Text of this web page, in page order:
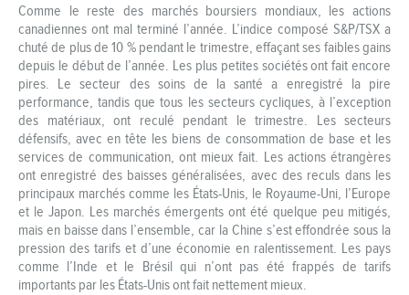
Comme le reste des marchés boursiers mondiaux, les actions
canadiennes ont mal terminé l’année. L’indice composé S&P/TSX a
chuté de plus de 10 % pendant le trimestre, effaçant ses faibles gains
depuis le début de l’année. Les plus petites sociétés ont fait encore
pires. Le secteur des soins de la santé a enregistré la pire
performance, tandis que tous les secteurs cycliques, à l’exception
des matériaux, ont reculé pendant le trimestre. Les secteurs
défensifs, avec en tête les biens de consommation de base et les
services de communication, ont mieux fait. Les actions étrangères
ont enregistré des baisses généralisées, avec des reculs dans les
principaux marchés comme les États-Unis, le Royaume-Uni, l’Europe
et le Japon. Les marchés émergents ont été quelque peu mitigés,
mais en baisse dans l’ensemble, car la Chine s’est effondrée sous la
pression des tarifs et d’une économie en ralentissement. Les pays
comme l’Inde et le Brésil qui n’ont pas été frappés de tarifs
importants par les États-Unis ont fait nettement mieux.